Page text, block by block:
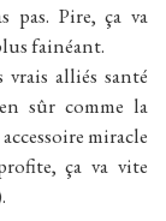
pas. Pire, ça va
fainéant.
alliés santé
sûr comme la
miracle
ça va vite